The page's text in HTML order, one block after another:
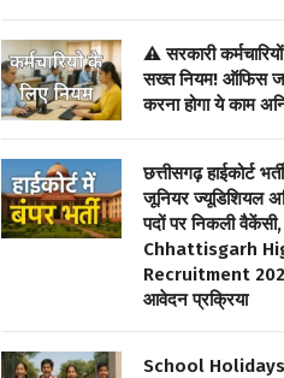
⚠️ सरकारी
सख्त नियम! ऑफिस
करना होगा ये काम
छत्तीसगढ़ हाईकोर्ट
जूनियर ज्यूडिशियल
पदों पर निकली
Chhattisgarh
Recruitment
आवेदन प्रक्रिया
School Holidays